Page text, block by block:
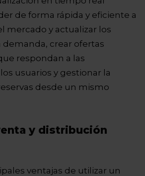
de forma rápida y eficiente a
mercado y actualizar los
demanda, crear ofertas
respondan a las
usuarios y gestionar la
desde un mismo
y distribución
ventajas de utilizar un